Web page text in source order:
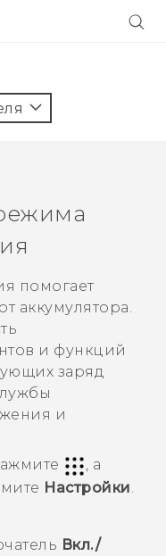
помогает
аккумулятора.
и функций
заряд
и
, а
Настройки
Вкл./